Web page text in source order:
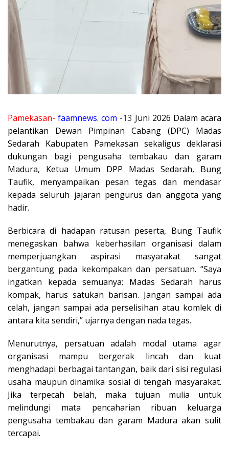
Pamekasan- faamnews. com -13 Juni 2026 Dalam acara
pelantikan Dewan Pimpinan Cabang (DPC) Madas
Sedarah Kabupaten Pamekasan sekaligus deklarasi
dukungan bagi pengusaha tembakau dan garam
Madura, Ketua Umum DPP Madas Sedarah, Bung
Taufik, menyampaikan pesan tegas dan mendasar
kepada seluruh jajaran pengurus dan anggota yang
hadir.
Berbicara di hadapan ratusan peserta, Bung Taufik
menegaskan bahwa keberhasilan organisasi dalam
memperjuangkan aspirasi masyarakat sangat
bergantung pada kekompakan dan persatuan. “Saya
ingatkan kepada semuanya: Madas Sedarah harus
kompak, harus satukan barisan. Jangan sampai ada
celah, jangan sampai ada perselisihan atau komlek di
antara kita sendiri,” ujarnya dengan nada tegas.
Menurutnya, persatuan adalah modal utama agar
organisasi mampu bergerak lincah dan kuat
menghadapi berbagai tantangan, baik dari sisi regulasi
usaha maupun dinamika sosial di tengah masyarakat.
Jika terpecah belah, maka tujuan mulia untuk
melindungi mata pencaharian ribuan keluarga
pengusaha tembakau dan garam Madura akan sulit
tercapai.